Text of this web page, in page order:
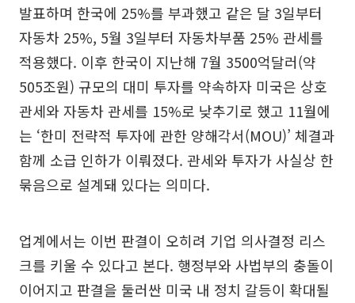
발표하며 한국에 25%를 부과했고 같은 달 3일부터
자동차 25%, 5월 3일부터 자동차부품 25% 관세를
적용했다. 이후 한국이 지난해 7월 3500억달러(약
505조원) 규모의 대미 투자를 약속하자 미국은 상호
관세와 자동차 관세를 15%로 낮추기로 했고 11월에
는 ‘한미 전략적 투자에 관한 양해각서(MOU)’ 체결과
함께 소급 인하가 이뤄졌다. 관세와 투자가 사실상 한
묶음으로 설계돼 있다는 의미다.
업계에서는 이번 판결이 오히려 기업 의사결정 리스
크를 키울 수 있다고 본다. 행정부와 사법부의 충돌이
이어지고 판결을 둘러싼 미국 내 정치 갈등이 확대될